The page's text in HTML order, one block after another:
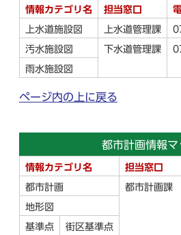
情報カテゴリ名 担当窓口
上水道施設図 上水道管理課
汚水施設図 下水道管理課
雨水施設図
ページ内の上に戻る
都市計画情報マ
情報カテゴリ名 担当窓口
都市計画 都市計画課
地形図
基準点 街区基準点